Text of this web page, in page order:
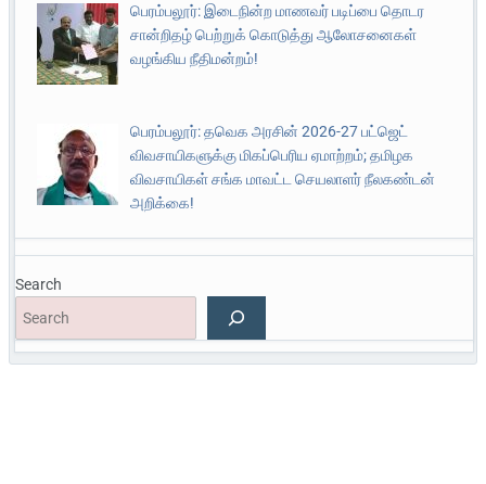
பெரம்பலூர்: இடைநின்ற மாணவர் படிப்பை தொடர
சான்றிதழ் பெற்றுக் கொடுத்து ஆலோசனைகள்
வழங்கிய நீதிமன்றம்!
பெரம்பலூர்: தவெக அரசின் 2026-27 பட்ஜெட்
விவசாயிகளுக்கு மிகப்பெரிய ஏமாற்றம்; தமிழக
விவசாயிகள் சங்க மாவட்ட செயலாளர் நீலகண்டன்
அறிக்கை!
Search